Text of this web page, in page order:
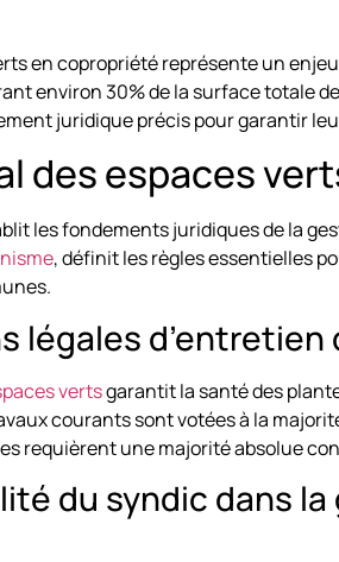
en copropriété représente un
environ 30% de la surface totale
juridique précis pour garantir
des espaces
les fondements juridiques de la
, définit les règles essentielles
légales
vertsgarantit la santé des
courants sont votées à la
requièrent une majorité absolue
du syndic dans